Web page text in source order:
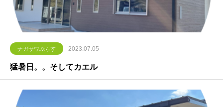
ナガサワぷらす 2023.07.05
猛暑日。。そしてカエル